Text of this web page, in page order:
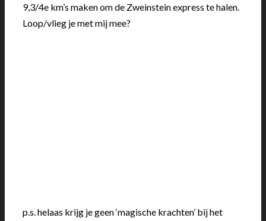
9,3/4e km’s maken om de Zweinstein express te halen.
Loop/vlieg je met mij mee?
p.s. helaas krijg je geen ‘magische krachten’ bij het